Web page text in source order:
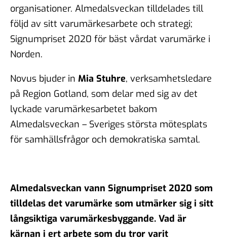
organisationer. Almedalsveckan tilldelades till
följd av sitt varumärkesarbete och strategi;
Signumpriset 2020 för bäst vårdat varumärke i
Norden.
Novus bjuder in Mia Stuhre, verksamhetsledare
på Region Gotland, som delar med sig av det
lyckade varumärkesarbetet bakom
Almedalsveckan – Sveriges största mötesplats
för samhällsfrågor och demokratiska samtal.
Almedalsveckan vann Signumpriset 2020 som
tilldelas det varumärke som utmärker sig i sitt
långsiktiga varumärkesbyggande. Vad är
kärnan i ert arbete som du tror varit